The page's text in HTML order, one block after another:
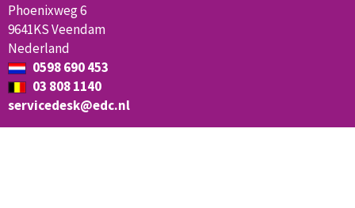
Phoenixweg 6
9641KS Veendam
Nederland
0598 690 453
03 808 1140
servicedesk@edc.nl